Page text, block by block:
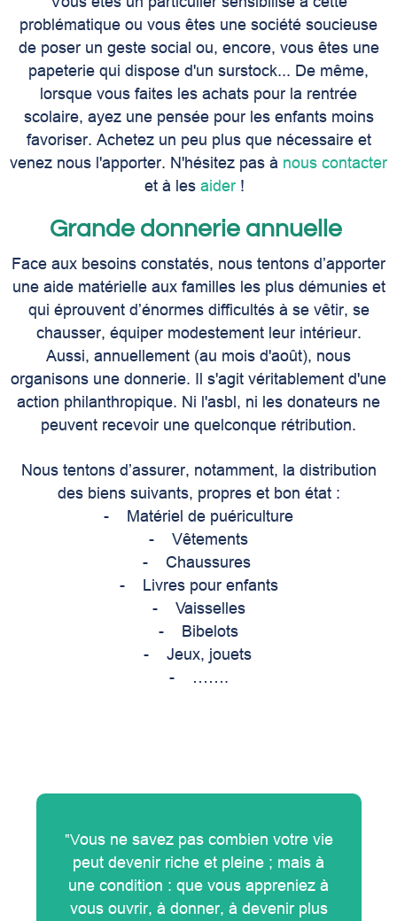
problématique ou vous êtes une société soucieuse
de poser un geste social ou, encore, vous êtes une
papeterie qui dispose d'un surstock... De même,
lorsque vous faites les achats pour la rentrée
scolaire, ayez une pensée pour les enfants moins
favoriser. Achetez un peu plus que nécessaire et
venez nous l'apporter. N'hésitez pas à nous contacter
et à lesaider!
Grande donnerie annuelle
Face aux besoins constatés, nous tentons d’apporter
une aide matérielle aux familles les plus démunies et
qui éprouvent d’énormes difficultés à se vêtir, se
chausser, équiper modestement leur intérieur.
Aussi, annuellement (au mois d'août), nous
organisons une donnerie. Il s'agit véritablement d'une
action philanthropique. Ni l'asbl, ni les donateurs ne
peuvent recevoir une quelconque rétribution.
Nous tentons d’assurer, notamment, la distribution
des biens suivants, propres et bon état :
- Matériel de puériculture
- Vêtements
- Chaussures
- Livres pour enfants
- Vaisselles
- Bibelots
- Jeux, jouets
- …….
"Vous ne savez pas combien votre vie
peut devenir riche et pleine ; mais à
une condition : que vous appreniez à
vous ouvrir, à donner, à devenir plus